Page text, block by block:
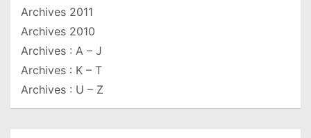
Archives 2011
Archives 2010
Archives : A – J
Archives : K – T
Archives : U – Z